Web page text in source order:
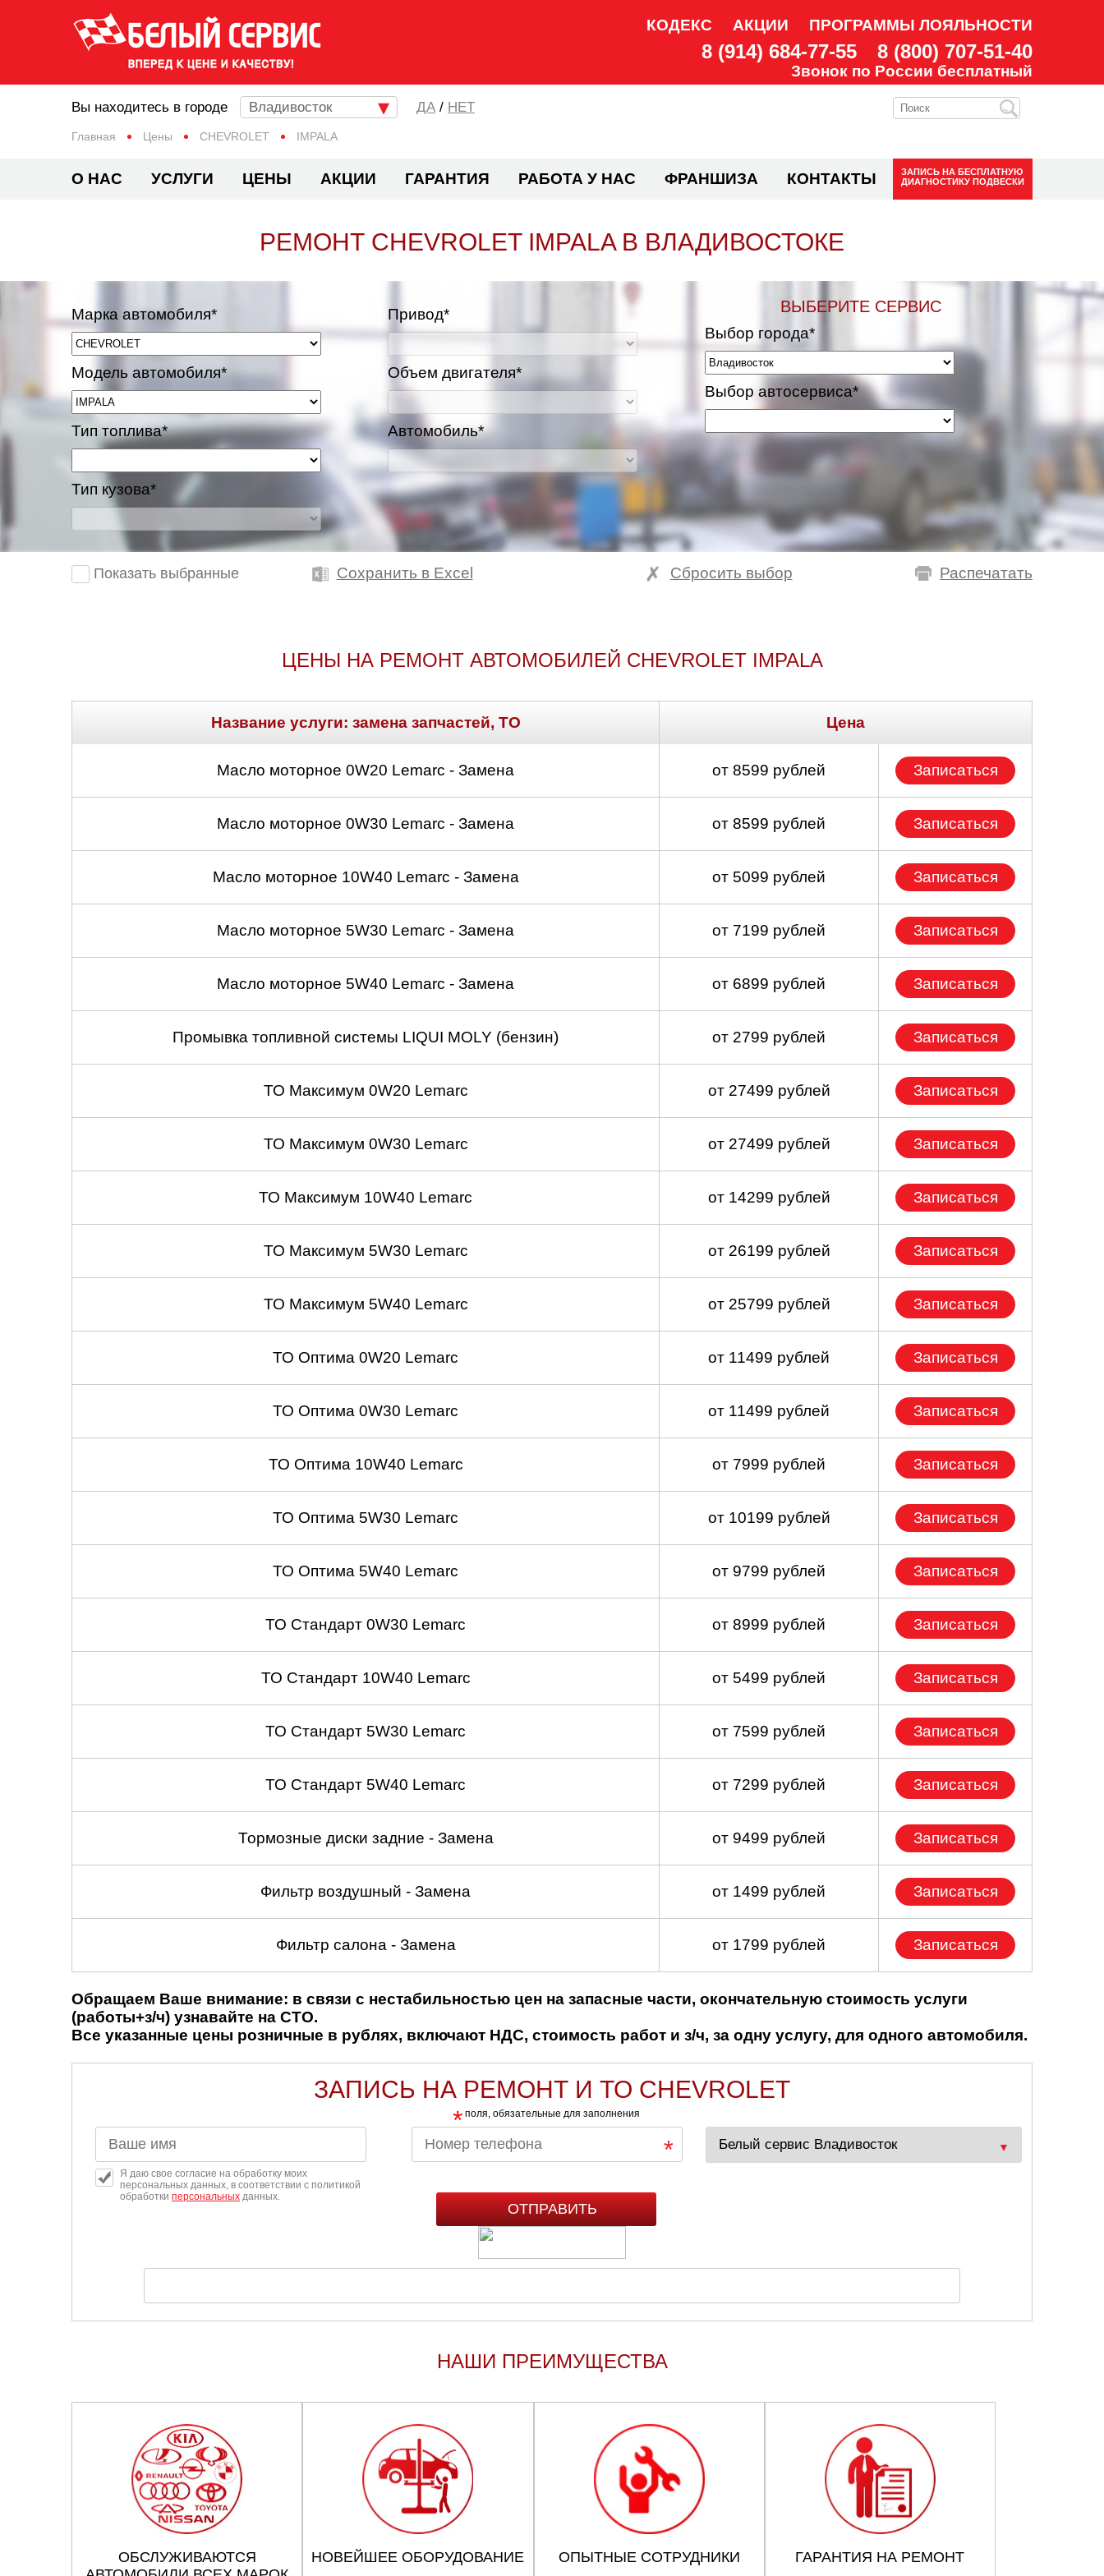
КОДЕКС АКЦИИ ПРОГРАММЫ ЛОЯЛЬНОСТИ
8 (914) 684-77-55 8 (800) 707-51-40
Звонок по России бесплатный
Главная Цены CHEVROLET IMPALA
Вы находитесь в городе Владивосток / НЕТ
О НАС УСЛУГИ ЦЕНЫ АКЦИИ ГАРАНТИЯ РАБОТА У НАС ФРАНШИЗА КОНТАКТЫ ЗАПИСЬ НА БЕСПЛАТНУЮ
ДИАГНОСТИКУ ПОДВЕСКИ
РЕМОНТ CHEVROLET IMPALA В ВЛАДИВОСТОКЕ
Марка автомобиля*
Модель автомобиля*
Тип топлива*
Тип кузова*
Привод*
Объем двигателя*
Автомобиль*
ВЫБЕРИТЕ СЕРВИС
Выбор города*
Выбор автосервиса*
Показать выбранные Сохранить в Excel Распечатать
Сбросить выбор
ЦЕНЫ НА РЕМОНТ АВТОМОБИЛЕЙ CHEVROLET IMPALA
Название услуги: замена запчастей, ТО Цена
Масло моторное 0W20 Lemarc - Замена от 8599 рублей Записаться
Масло моторное 0W30 Lemarc - Замена от 8599 рублей Записаться
Масло моторное 10W40 Lemarc - Замена от 5099 рублей Записаться
Масло моторное 5W30 Lemarc - Замена от 7199 рублей Записаться
Масло моторное 5W40 Lemarc - Замена от 6899 рублей Записаться
Промывка топливной системы LIQUI MOLY (бензин) от 2799 рублей Записаться
ТО Максимум 0W20 Lemarc от 27499 рублей Записаться
ТО Максимум 0W30 Lemarc от 27499 рублей Записаться
ТО Максимум 10W40 Lemarc от 14299 рублей Записаться
ТО Максимум 5W30 Lemarc от 26199 рублей Записаться
ТО Максимум 5W40 Lemarc от 25799 рублей Записаться
ТО Оптима 0W20 Lemarc от 11499 рублей Записаться
ТО Оптима 0W30 Lemarc от 11499 рублей Записаться
ТО Оптима 10W40 Lemarc от 7999 рублей Записаться
ТО Оптима 5W30 Lemarc от 10199 рублей Записаться
ТО Оптима 5W40 Lemarc от 9799 рублей Записаться
ТО Стандарт 0W30 Lemarc от 8999 рублей Записаться
ТО Стандарт 10W40 Lemarc от 5499 рублей Записаться
ТО Стандарт 5W30 Lemarc от 7599 рублей Записаться
ТО Стандарт 5W40 Lemarc от 7299 рублей Записаться
Тормозные диски задние - Замена от 9499 рублей Записаться
Фильтр воздушный - Замена от 1499 рублей Записаться
Фильтр салона - Замена от 1799 рублей Записаться
Обращаем Ваше внимание: в связи с нестабильностью цен на запасные части, окончательную стоимость услуги
(работы+з/ч) узнавайте на СТО.
Все указанные цены розничные в рублях, включают НДС, стоимость работ и з/ч, за одну услугу, для одного автомобиля.
ЗАПИСЬ НА РЕМОНТ И ТО CHEVROLET
* поля, обязательные для заполнения
Я даю свое согласие на обработку моих
персональных данных, в соответствии с политикой
обработки персональных данных.
НАШИ ПРЕИМУЩЕСТВА
ОБСЛУЖИВАЮТСЯ
НОВЕЙШЕЕ ОБОРУДОВАНИЕ ОПЫТНЫЕ СОТРУДНИКИ ГАРАНТИЯ НА РЕМОНТ